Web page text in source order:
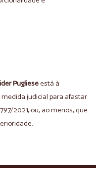
Pugliese está à
judicial para afastar
2021, ou, ao menos, que